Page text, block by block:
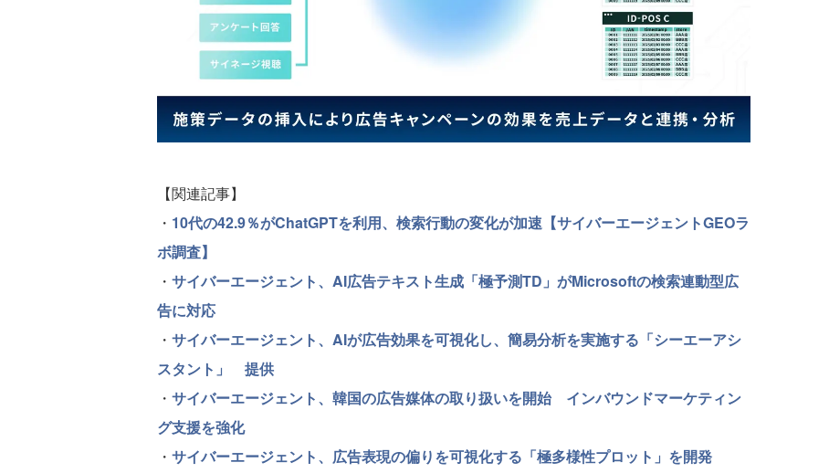
【関連記事】
・ 10代の42.9％がChatGPTを利用、検索行動の変化が加速【サイバーエージェントGEOラ
ボ調査】
・ サイバーエージェント、AI広告テキスト生成「極予測TD」がMicrosoftの検索連動型広
告に対応
・ サイバーエージェント、AIが広告効果を可視化し、簡易分析を実施する「シーエーアシ
スタント」 提供
・ サイバーエージェント、韓国の広告媒体の取り扱いを開始 インバウンドマーケティン
グ支援を強化
・ サイバーエージェント、広告表現の偏りを可視化する「極多様性プロット」を開発